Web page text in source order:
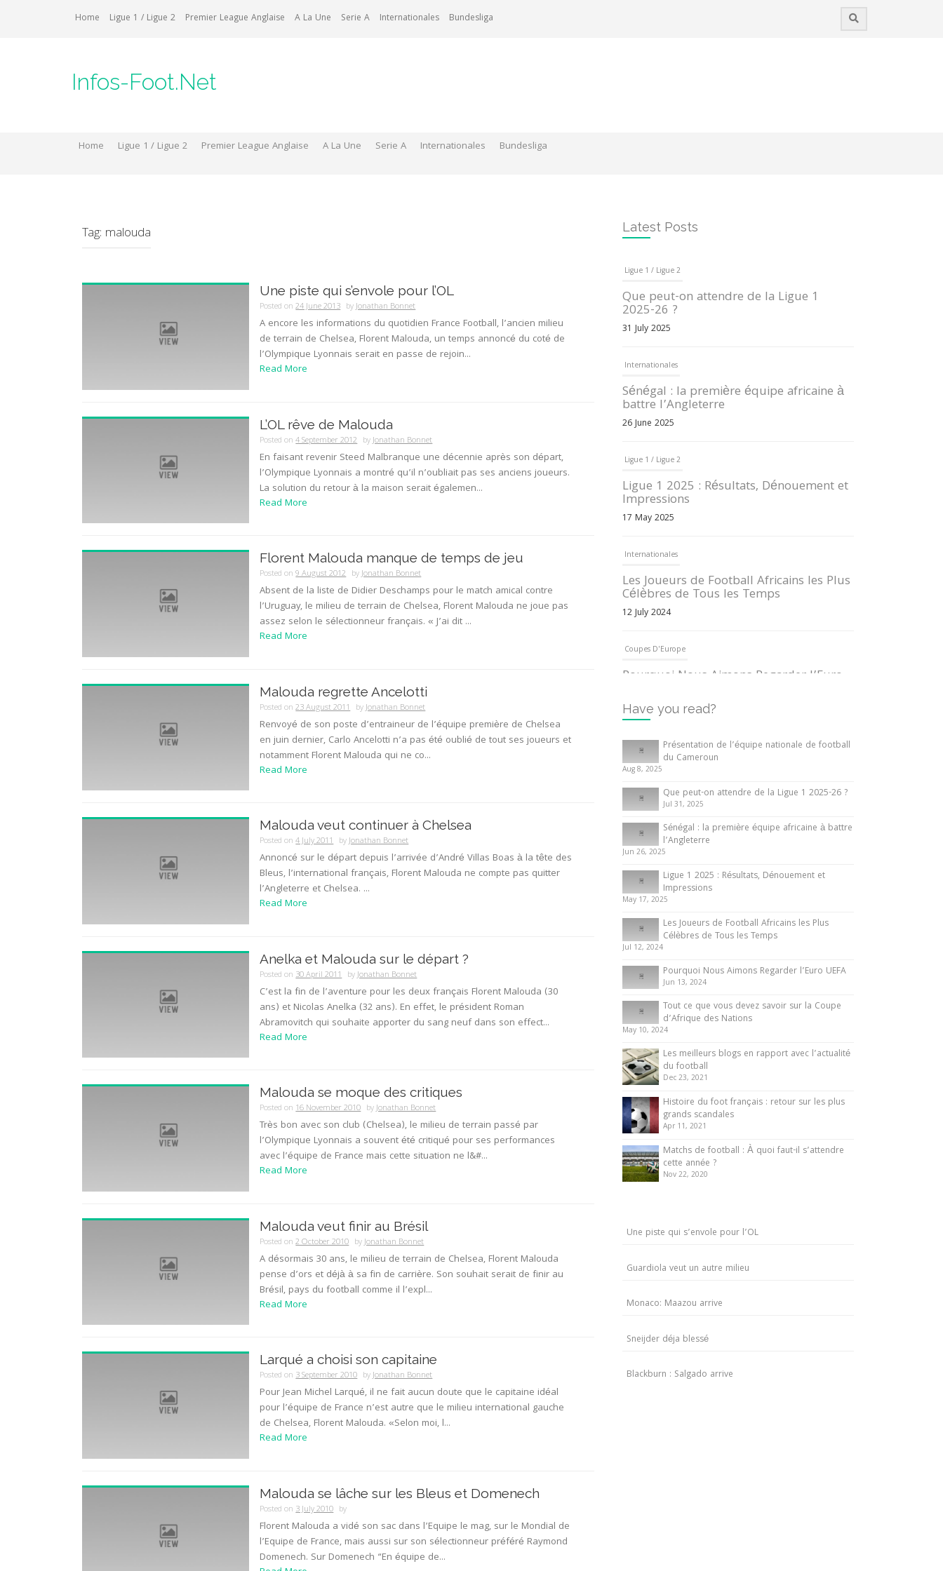
Home Ligue 1 / Ligue 2 Premier League Anglaise A La Une Serie A Internationales Bundesliga
Infos-Foot.Net
Home Ligue 1 / Ligue 2 Premier League Anglaise A La Une Serie A Internationales Bundesliga
Tag: malouda
Une piste qui s’envole pour l’OL
Posted on24 June 2013 byJonathan Bonnet
A encore les informations du quotidien France Football, l’ancien milieu
de terrain de Chelsea, Florent Malouda, un temps annoncé du coté de
l’Olympique Lyonnais serait en passe de rejoin...
Read More
L’OL rêve de Malouda
Posted on4 September 2012 byJonathan Bonnet
En faisant revenir Steed Malbranque une décennie après son départ,
l’Olympique Lyonnais a montré qu’il n’oubliait pas ses anciens joueurs.
La solution du retour à la maison serait égalemen...
Read More
Florent Malouda manque de temps de jeu
Posted on9 August 2012 byJonathan Bonnet
Absent de la liste de Didier Deschamps pour le match amical contre
l’Uruguay, le milieu de terrain de Chelsea, Florent Malouda ne joue pas
assez selon le sélectionneur français. « J’ai dit ...
Read More
Malouda regrette Ancelotti
Posted on23 August 2011 byJonathan Bonnet
Renvoyé de son poste d’entraineur de l’équipe première de Chelsea
en juin dernier, Carlo Ancelotti n’a pas été oublié de tout ses joueurs et
notamment Florent Malouda qui ne co...
Read More
Malouda veut continuer à Chelsea
Posted on4 July 2011 byJonathan Bonnet
Annoncé sur le départ depuis l’arrivée d’André Villas Boas à la tête des
Bleus, l’international français, Florent Malouda ne compte pas quitter
l’Angleterre et Chelsea. ...
Read More
Anelka et Malouda sur le départ ?
Posted on30 April 2011 byJonathan Bonnet
C’est la fin de l’aventure pour les deux français Florent Malouda (30
ans) et Nicolas Anelka (32 ans). En effet, le président Roman
Abramovitch qui souhaite apporter du sang neuf dans son effect...
Read More
Malouda se moque des critiques
Posted on16 November 2010 byJonathan Bonnet
Très bon avec son club (Chelsea), le milieu de terrain passé par
l’Olympique Lyonnais a souvent été critiqué pour ses performances
avec l’équipe de France mais cette situation ne l&#...
Read More
Malouda veut finir au Brésil
Posted on2 October 2010 byJonathan Bonnet
A désormais 30 ans, le milieu de terrain de Chelsea, Florent Malouda
pense d’ors et déjà à sa fin de carrière. Son souhait serait de finir au
Brésil, pays du football comme il l’expl...
Read More
Larqué a choisi son capitaine
Posted on3 September 2010 byJonathan Bonnet
Pour Jean Michel Larqué, il ne fait aucun doute que le capitaine idéal
pour l’équipe de France n’est autre que le milieu international gauche
de Chelsea, Florent Malouda. «Selon moi, l...
Read More
Malouda se lâche sur les Bleus et Domenech
Posted on3 July 2010 by
Florent Malouda a vidé son sac dans l’Equipe le mag, sur le Mondial de
l’Equipe de France, mais aussi sur son sélectionneur préféré Raymond
Domenech. Sur Domenech “En équipe de...
Latest Posts
Ligue 1 / Ligue 2
Que peut-on attendre de la Ligue 1
2025-26 ?
31 July 2025
Internationales
Sénégal : la première équipe africaine à
battre l’Angleterre
26 June 2025
Ligue 1 / Ligue 2
Ligue 1 2025 : Résultats, Dénouement et
Impressions
17 May 2025
Internationales
Les Joueurs de Football Africains les Plus
Célèbres de Tous les Temps
12 July 2024
Coupes D'Europe
Pourquoi Nous Aimons Regarder l’Euro
13 June 2024
Internationales
Tout ce que vous devez savoir sur la
Coupe d’Afrique des Nations
10 May 2024
Internationales
Présentation de l’équipe nationale de
football du Cameroun
8 August 2025
Have you read?
Présentation de l’équipe nationale de football
du Cameroun
Aug 8, 2025
Que peut-on attendre de la Ligue 1 2025-26 ?
Jul 31, 2025
Sénégal : la première équipe africaine à battre
l’Angleterre
Jun 26, 2025
Ligue 1 2025 : Résultats, Dénouement et
Impressions
May 17, 2025
Les Joueurs de Football Africains les Plus
Célèbres de Tous les Temps
Jul 12, 2024
Pourquoi Nous Aimons Regarder l’Euro UEFA
Jun 13, 2024
Tout ce que vous devez savoir sur la Coupe
d’Afrique des Nations
May 10, 2024
Les meilleurs blogs en rapport avec l’actualité
du football
Dec 23, 2021
Histoire du foot français : retour sur les plus
grands scandales
Apr 11, 2021
Matchs de football : À quoi faut-il s’attendre
cette année ?
Nov 22, 2020
Une piste qui s’envole pour l’OL
Guardiola veut un autre milieu
Monaco: Maazou arrive
Sneijder déja blessé
Blackburn : Salgado arrive